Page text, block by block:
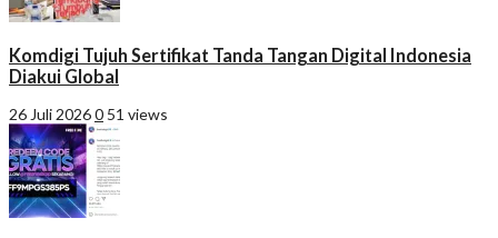
Komdigi Tujuh Sertifikat Tanda Tangan Digital Indonesia
Diakui Global
26 Juli 20260 51 views